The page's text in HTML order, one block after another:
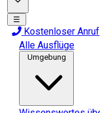
☰
Kostenloser Anruf
Alle Ausflüge
Umgebung